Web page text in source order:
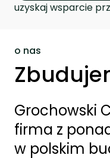
uzyskaj wsparcie
o nas
Grochowski
firma z
w polskim